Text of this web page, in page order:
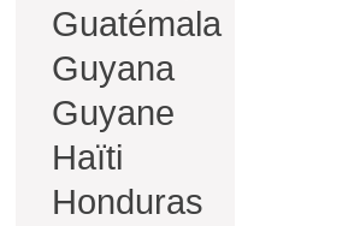
Guatémala
Guyana
Guyane
Haïti
Honduras